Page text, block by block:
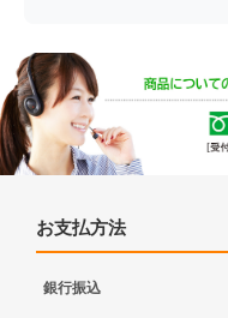
お支払方法
銀行振込